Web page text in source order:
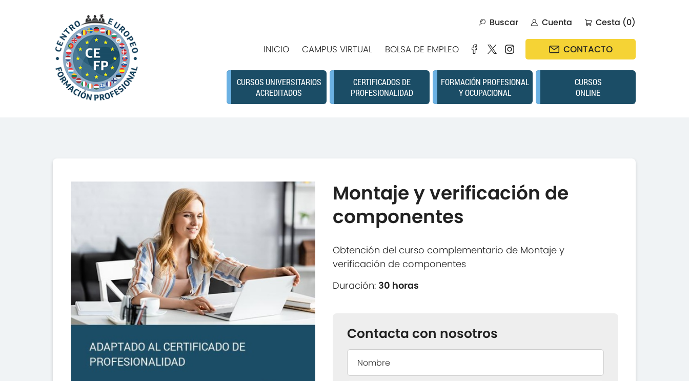
Buscar Cuenta Cesta (0)
INICIO CAMPUS VIRTUAL BOLSA DE EMPLEO CONTACTO
CURSOS UNIVERSITARIOS
ACREDITADOS
CERTIFICADOS DE
PROFESIONALIDAD
FORMACIÓN PROFESIONAL
Y OCUPACIONAL
CURSOS
ONLINE
Montaje y verificación de
componentes
Obtención del curso complementario de Montaje y
verificación de componentes
Duración: 30 horas
Contacta con nosotros